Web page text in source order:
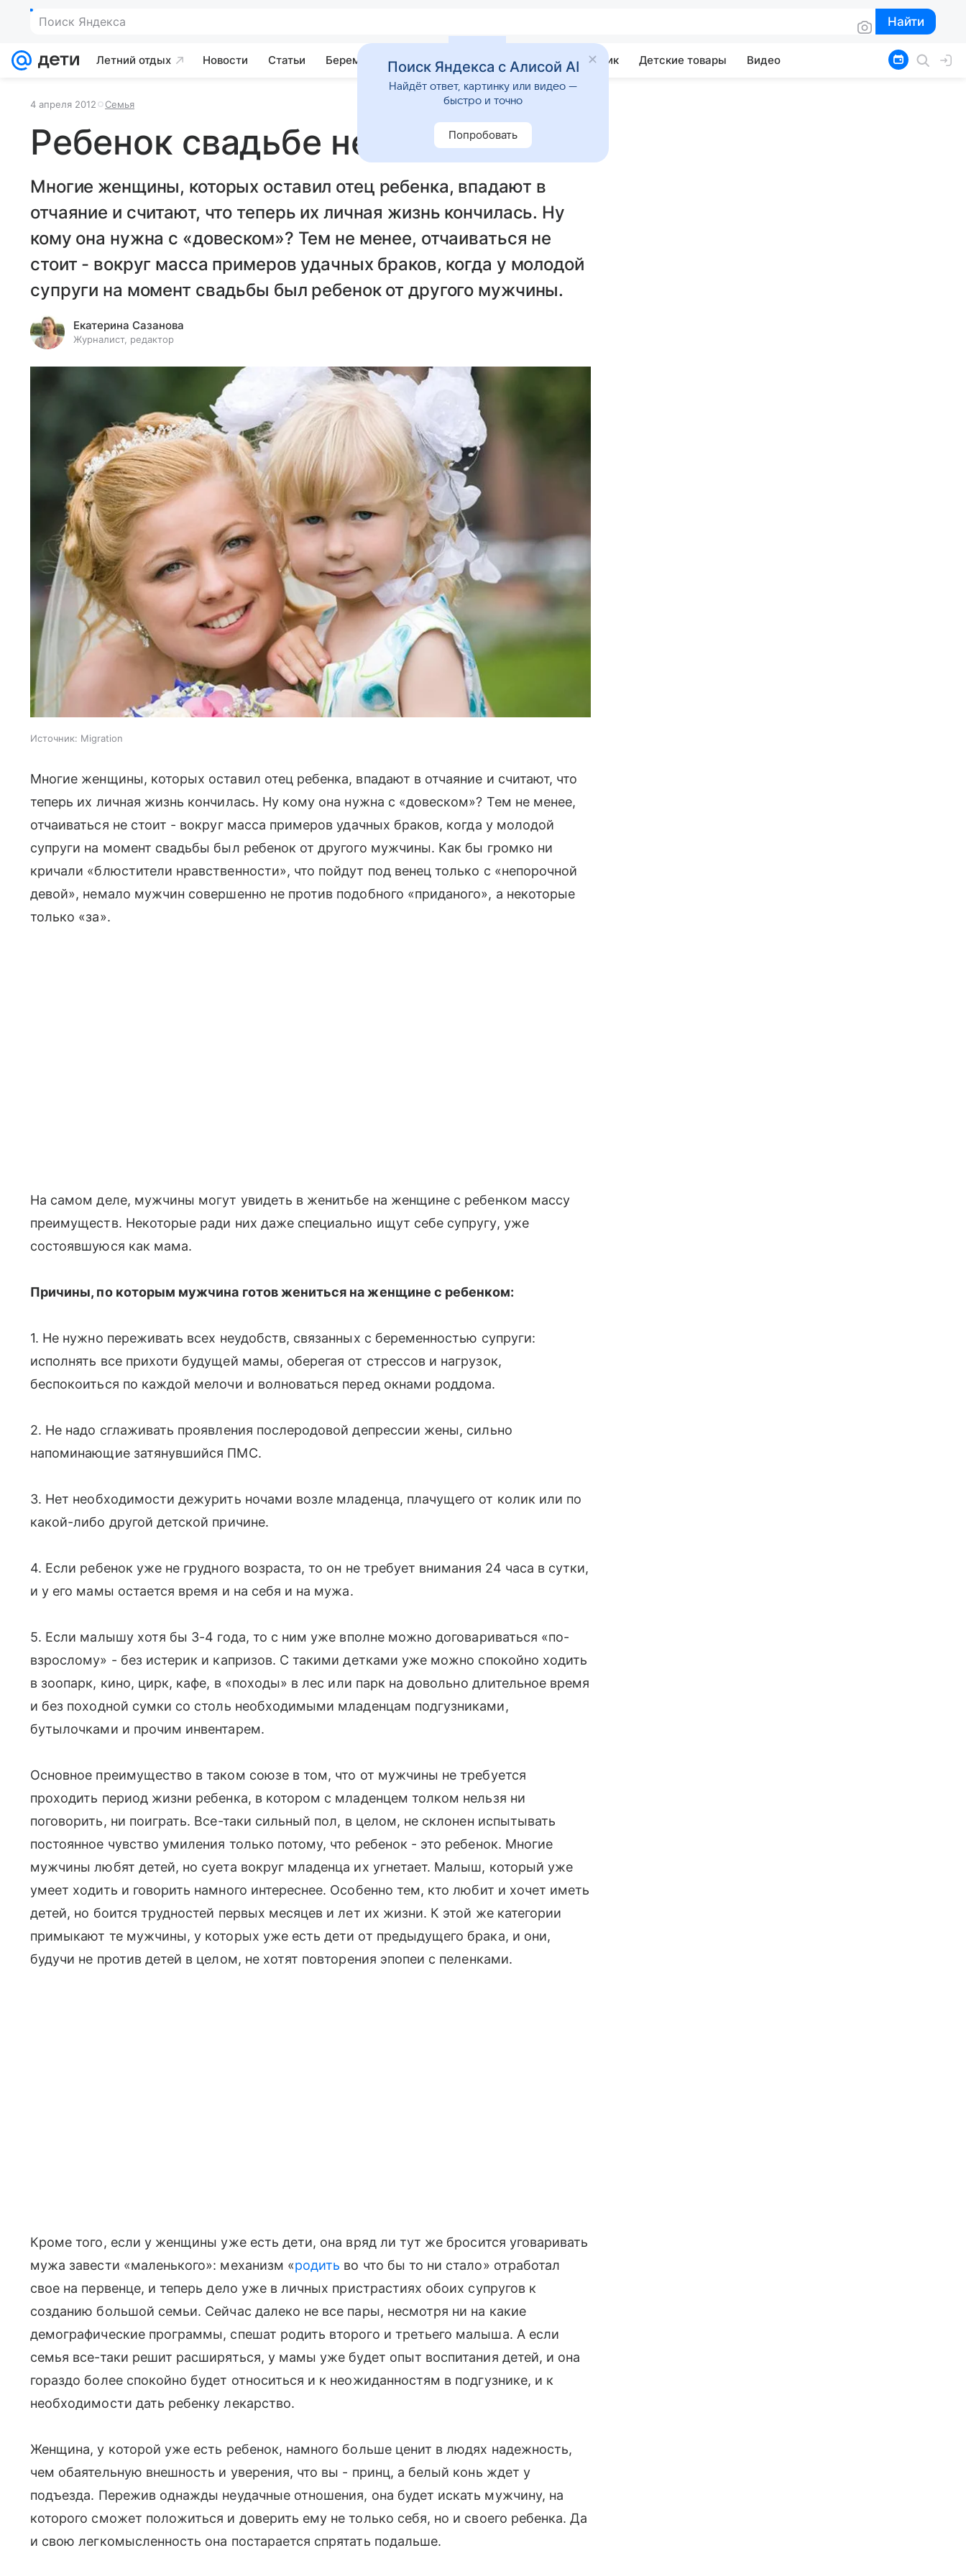
Поиск Яндекса Найти
Найти
Летний отдых Новости Статьи Беременность Развитие Почемучка Учебник Детские товары Видео
4 апреля 2012 Семья
Ребенок свадьбе не помеха
Многие женщины, которых оставил отец ребенка, впадают в
отчаяние и считают, что теперь их личная жизнь кончилась. Ну
кому она нужна с «довеском»? Тем не менее, отчаиваться не
стоит - вокруг масса примеров удачных браков, когда у молодой
супруги на момент свадьбы был ребенок от другого мужчины.
Екатерина Сазанова
Журналист, редактор
Источник: Migration
Многие женщины, которых оставил отец ребенка, впадают в отчаяние и считают, что
теперь их личная жизнь кончилась. Ну кому она нужна с «довеском»? Тем не менее,
отчаиваться не стоит - вокруг масса примеров удачных браков, когда у молодой
супруги на момент свадьбы был ребенок от другого мужчины. Как бы громко ни
кричали «блюстители нравственности», что пойдут под венец только с «непорочной
девой», немало мужчин совершенно не против подобного «приданого», а некоторые
только «за».
На самом деле, мужчины могут увидеть в женитьбе на женщине с ребенком массу
преимуществ. Некоторые ради них даже специально ищут себе супругу, уже
состоявшуюся как мама.
Причины, по которым мужчина готов жениться на женщине с ребенком:
1. Не нужно переживать всех неудобств, связанных с беременностью супруги:
исполнять все прихоти будущей мамы, оберегая от стрессов и нагрузок,
беспокоиться по каждой мелочи и волноваться перед окнами роддома.
2. Не надо сглаживать проявления послеродовой депрессии жены, сильно
напоминающие затянувшийся ПМС.
3. Нет необходимости дежурить ночами возле младенца, плачущего от колик или по
какой-либо другой детской причине.
4. Если ребенок уже не грудного возраста, то он не требует внимания 24 часа в сутки,
и у его мамы остается время и на себя и на мужа.
5. Если малышу хотя бы 3-4 года, то с ним уже вполне можно договариваться «по-
взрослому» - без истерик и капризов. С такими детками уже можно спокойно ходить
в зоопарк, кино, цирк, кафе, в «походы» в лес или парк на довольно длительное время
и без походной сумки со столь необходимыми младенцам подгузниками,
бутылочками и прочим инвентарем.
Основное преимущество в таком союзе в том, что от мужчины не требуется
проходить период жизни ребенка, в котором с младенцем толком нельзя ни
поговорить, ни поиграть. Все-таки сильный пол, в целом, не склонен испытывать
постоянное чувство умиления только потому, что ребенок - это ребенок. Многие
мужчины любят детей, но суета вокруг младенца их угнетает. Малыш, который уже
умеет ходить и говорить намного интереснее. Особенно тем, кто любит и хочет иметь
детей, но боится трудностей первых месяцев и лет их жизни. К этой же категории
примыкают те мужчины, у которых уже есть дети от предыдущего брака, и они,
будучи не против детей в целом, не хотят повторения эпопеи с пеленками.
Кроме того, если у женщины уже есть дети, она вряд ли тут же бросится уговаривать
мужа завести «маленького»: механизм «родить во что бы то ни стало» отработал
свое на первенце, и теперь дело уже в личных пристрастиях обоих супругов к
созданию большой семьи. Сейчас далеко не все пары, несмотря ни на какие
демографические программы, спешат родить второго и третьего малыша. А если
семья все-таки решит расширяться, у мамы уже будет опыт воспитания детей, и она
гораздо более спокойно будет относиться и к неожиданностям в подгузнике, и к
необходимости дать ребенку лекарство.
Женщина, у которой уже есть ребенок, намного больше ценит в людях надежность,
чем обаятельную внешность и уверения, что вы - принц, а белый конь ждет у
подъезда. Пережив однажды неудачные отношения, она будет искать мужчину, на
которого сможет положиться и доверить ему не только себя, но и своего ребенка. Да
и свою легкомысленность она постарается спрятать подальше.
Поиск Яндекса с Алисой AI
Найдёт ответ, картинку или видео —
быстро и точно
Попробовать